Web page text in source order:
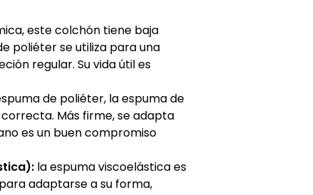
este colchón tiene baja
poliéter se utiliza para una
regular. Su vida útil es
de poliéter, la espuma de
Más firme, se adapta
es un buen compromiso
la espuma viscoelástica es
adaptarse a su forma,